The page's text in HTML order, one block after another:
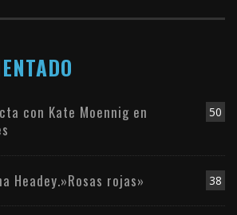
50
con Kate Moennig en
38
Headey.»Rosas rojas»